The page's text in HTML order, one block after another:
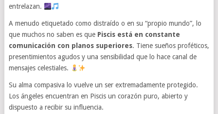
entrelazan.
A menudo etiquetado como distraído o en su “propio mundo”, lo
que muchos no saben es que Piscis está en constante
comunicación con planos superiores. Tiene sueños proféticos,
presentimientos agudos y una sensibilidad que lo hace canal de
mensajes celestiales.
Su alma compasiva lo vuelve un ser extremadamente protegido.
Los ángeles encuentran en Piscis un corazón puro, abierto y
dispuesto a recibir su influencia.